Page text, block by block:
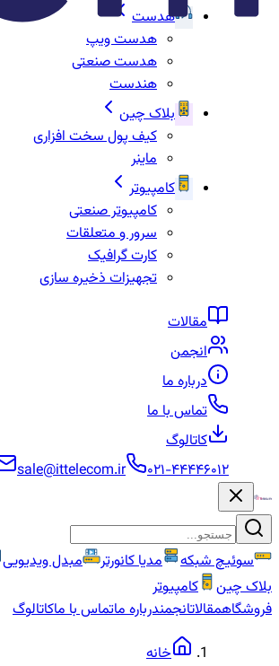
هدست
هدست ویپ
هدست صنعتی
هندست
بلاک چین
کیف پول سخت افزاری
ماینر
کامپیوتر
کامپیوتر صنعتی
سرور و متعلقات
کارت گرافیک
تجهیزات ذخیره سازی
مقالات
انجمن
درباره ما
تماس با ما
کاتالوگ
۰۲۱-۴۴۴۴۶۰۱۲
sale@ittelecom.ir
سوئیچ شبکه مدیا کانورتر مبدل ویدیویی
بلاک چین
کامپیوتر
فروشگاهمقالاتانجمندرباره ماتماس با ماکاتالوگ
خانه